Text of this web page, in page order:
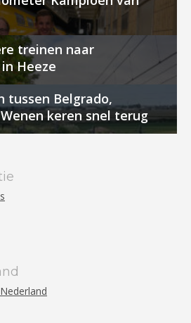
treinen naar
Heeze
tussen Belgrado,
keren snel terug